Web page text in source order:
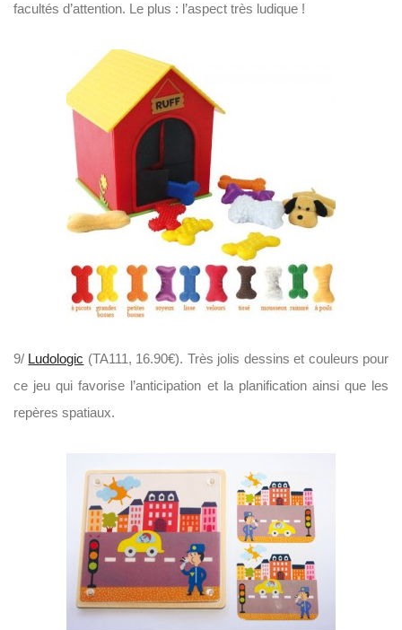
facultés d’attention. Le plus : l’aspect très ludique !
9/ Ludologic (TA111, 16.90€). Très jolis dessins et couleurs pour
ce jeu qui favorise l’anticipation et la planification ainsi que les
repères spatiaux.